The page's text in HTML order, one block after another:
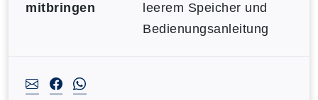
mitbringen
leerem Speicher und
Bedienungsanleitung